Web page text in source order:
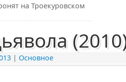
на Троекуровском
| Основное